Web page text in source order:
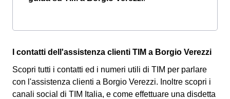
I contatti dell'assistenza clienti TIM a Borgio Verezzi
Scopri tutti i contatti ed i numeri utili di TIM per parlare
con l'assistenza clienti a Borgio Verezzi. Inoltre scopri i
canali social di TIM Italia, e come effettuare una disdetta